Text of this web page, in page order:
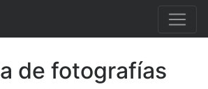
de fotografías